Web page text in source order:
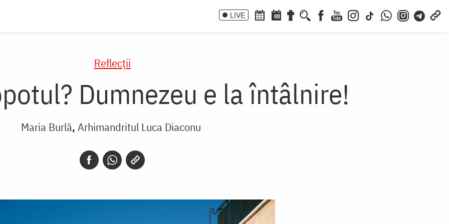
LIVE 08
Reflecții
Dumnezeu e la întâlnire!
Maria Burlă Arhimandritul Luca Diaconu